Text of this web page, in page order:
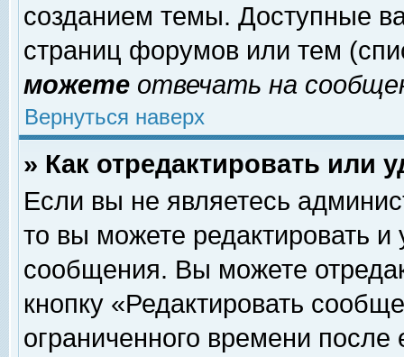
созданием темы. Доступные
страниц форумов или тем
можете отвечать на
Вернуться наверх
» Как отредактировать или
Если вы не являетесь
то вы можете редактировать и
сообщения. Вы можете
кнопку «Редактировать
ограниченного времени